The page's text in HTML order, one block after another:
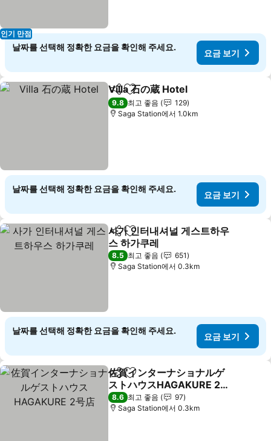
인기 만점
날짜를 선택해 정확한 요금을 확인해 주세요.
요금 보기
공유 즐겨찾기에 추가
Villa 石の蔵 Hotel
9.8 최고 좋음
129
Saga Station에서 1.0km
날짜를 선택해 정확한 요금을 확인해 주세요.
요금 보기
공유 즐겨찾기에 추가
사가 인터내셔널 게스트하우
스 하가쿠레
요금 보기
8.5 최고 좋음
651
Saga Station에서 0.3km
날짜를 선택해 정확한 요금을 확인해 주세요.
요금 보기
공유 즐겨찾기에 추가
佐賀インターナショナルゲ
ストハウスHAGAKURE 2号
店
요금 보기
8.6 최고 좋음
97
Saga Station에서 0.3km